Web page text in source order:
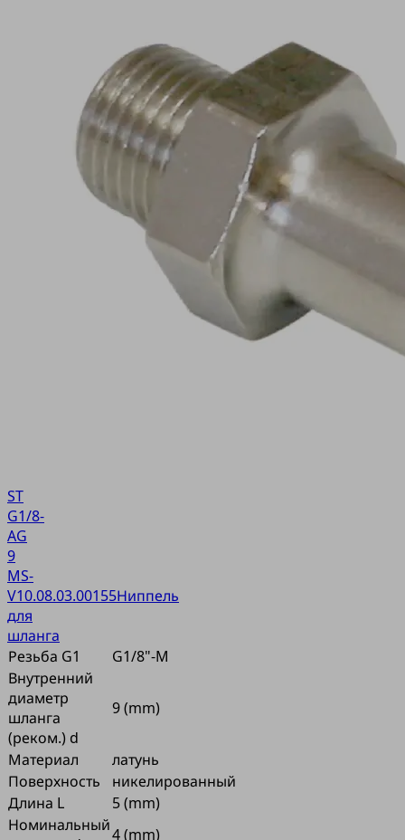
ST
G1/8-
AG
9
MS-
V10.08.03.00155Ниппель
для
шланга
Резьба G1
G1/8"-M
Внутренний
диаметр
шланга
(реком.) d
9 (mm)
Материал
латунь
Поверхность
никелированный
Длина L
5 (mm)
Номинальный4 (mm)